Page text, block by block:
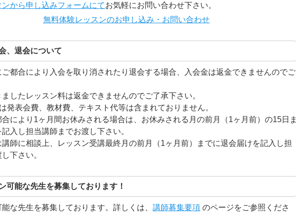
から申し込みフォームにてお気軽にお問い合わせ下さい。
、退会について
ご都合により入会を取り消されたり退会する場合、入会金は返金できませんのでご
したレッスン料は返金できませんのでご了承下さい。
発表会費、教材費、テキスト代等は含まれておりません。
により1ヶ月間お休みされる場合は、お休みされる月の前月（1ヶ月前）の15日ま
入し担当講師までお渡し下さい。
師に相談上、レッスン受講最終月の前月（1ヶ月前）までに退会届けを記入し担
下さい。
可能な先生を募集しております！
な先生を募集しております。詳しくは、 講師募集要項 のページをご参照くださ